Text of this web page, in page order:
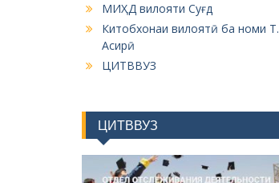
МИҲД вилояти Суғд
Китобхонаи вилоятӣ ба номи Т.
Асирӣ
ЦИТВВУЗ
ЦИТВВУЗ